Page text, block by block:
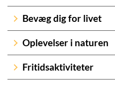
Bevæg dig for livet
Oplevelser i naturen
Fritidsaktiviteter